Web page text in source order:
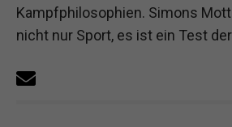
Kampfphilosophien. Simons
nicht nur Sport, es ist ein Test